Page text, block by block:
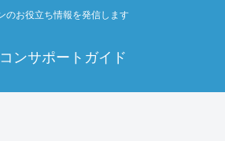
のお役立ち情報を発信します
ンサポートガイド